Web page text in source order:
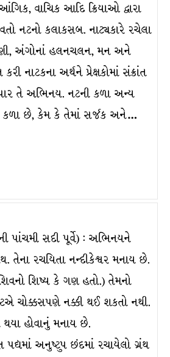
વાચિક આદિ ક્રિયાઓ દ્વારા
નટનો કલાકસબ. નાટ્યકારે રચેલા
અંગોનાં હલનચલન, મન અને
નાટકના અર્થને પ્રેક્ષકોમાં સંક્રાંત
તે અભિનય. નટની કળા અન્ય
કળા છે, કેમ કે તેમાં સર્જક અને…
પાંચમી સદી પૂર્વે) : અભિનયને
તેના રચયિતા નન્દીકેશ્વર મનાય છે.
શિષ્ય કે ગણ હતો.) તેમનો
ચોક્કસપણે નક્કી થઈ શકતો નથી.
હોવાનું મનાય છે.
પદ્યમાં અનુષ્ટુપ છંદમાં રચાયેલો ગ્રંથ